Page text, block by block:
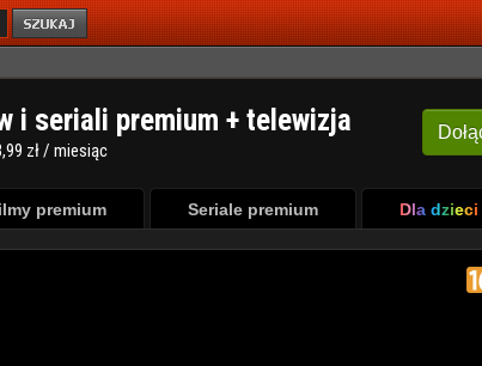
i seriali premium + telewizja
zł / miesiąc
premium Seriale premium Dla dzieci